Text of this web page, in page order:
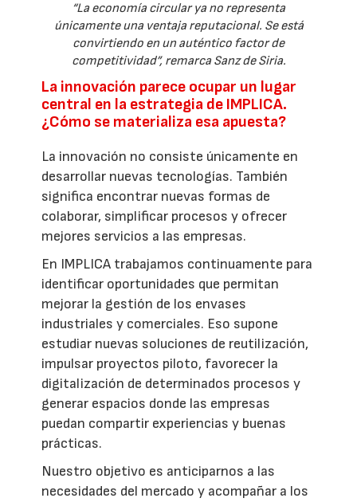
“La economía circular ya no representa
únicamente una ventaja reputacional. Se está
convirtiendo en un auténtico factor de
competitividad”, remarca Sanz de Siria.
La innovación parece ocupar un lugar
central en la estrategia de IMPLICA.
¿Cómo se materializa esa apuesta?
La innovación no consiste únicamente en
desarrollar nuevas tecnologías. También
significa encontrar nuevas formas de
colaborar, simplificar procesos y ofrecer
mejores servicios a las empresas.
En IMPLICA trabajamos continuamente para
identificar oportunidades que permitan
mejorar la gestión de los envases
industriales y comerciales. Eso supone
estudiar nuevas soluciones de reutilización,
impulsar proyectos piloto, favorecer la
digitalización de determinados procesos y
generar espacios donde las empresas
puedan compartir experiencias y buenas
prácticas.
Nuestro objetivo es anticiparnos a las
necesidades del mercado y acompañar a los